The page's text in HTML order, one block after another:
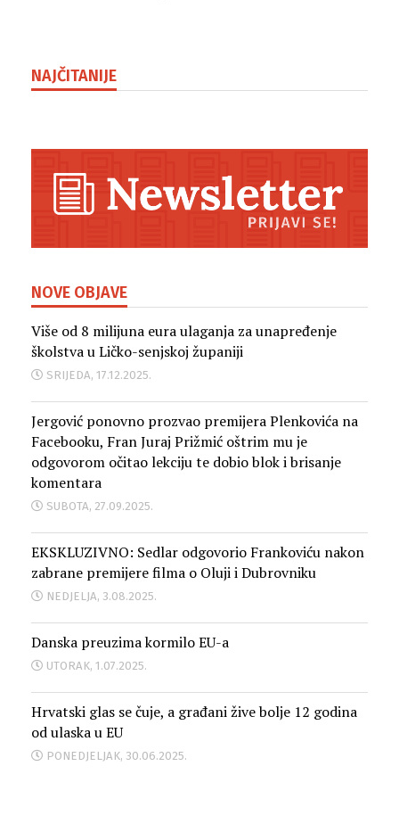
NAJČITANIJE
NOVE OBJAVE
Više od 8 milijuna eura ulaganja za unapređenje
školstva u Ličko-senjskoj županiji
SRIJEDA, 17.12.2025.
Jergović ponovno prozvao premijera Plenkovića na
Facebooku, Fran Juraj Prižmić oštrim mu je
odgovorom očitao lekciju te dobio blok i brisanje
komentara
SUBOTA, 27.09.2025.
EKSKLUZIVNO: Sedlar odgovorio Frankoviću nakon
zabrane premijere filma o Oluji i Dubrovniku
NEDJELJA, 3.08.2025.
Danska preuzima kormilo EU-a
UTORAK, 1.07.2025.
Hrvatski glas se čuje, a građani žive bolje 12 godina
od ulaska u EU
PONEDJELJAK, 30.06.2025.